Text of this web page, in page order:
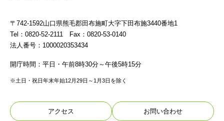
〒742-1592山口県熊毛郡田布施町大字下田布施3440番地1
Tel：0820-52-2111 Fax：0820-53-0140
法人番号：1000020353434
開庁時間：平日・午前8時30分～午後5時15分
※土日・祝日年末年始12月29日～1月3日を除く
アクセス お問い合わせ